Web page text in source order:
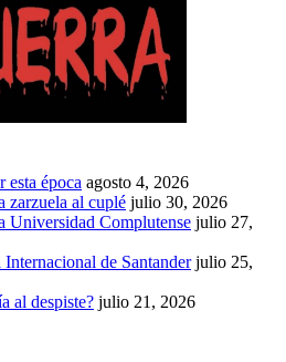
época agosto 4, 2026
zarzuela al cuplé julio 30, 2026
Universidad Complutense julio 27,
de Santander julio 25,
al despiste? julio 21, 2026